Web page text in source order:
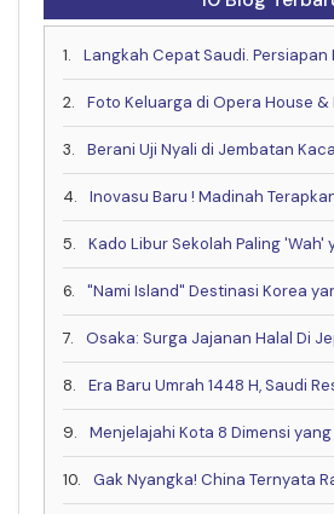
1.
2.
3.
4. Inovasu Baru ! Madinah
5.
6.
7. Osaka: Surga Jajanan Halal Di
8.
9.
10. Gak Nyangka! China Ternyata